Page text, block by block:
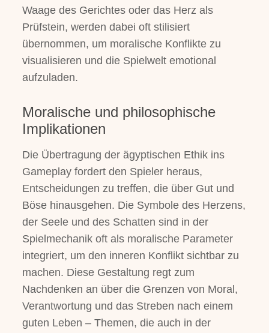
Waage des Gerichtes oder das Herz als
Prüfstein, werden dabei oft stilisiert
übernommen, um moralische Konflikte zu
visualisieren und die Spielwelt emotional
aufzuladen.
Moralische und philosophische
Implikationen
Die Übertragung der ägyptischen Ethik ins
Gameplay fordert den Spieler heraus,
Entscheidungen zu treffen, die über Gut und
Böse hinausgehen. Die Symbole des Herzens,
der Seele und des Schatten sind in der
Spielmechanik oft als moralische Parameter
integriert, um den inneren Konflikt sichtbar zu
machen. Diese Gestaltung regt zum
Nachdenken an über die Grenzen von Moral,
Verantwortung und das Streben nach einem
guten Leben – Themen, die auch in der